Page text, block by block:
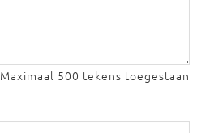
Maximaal 500 tekens toegestaan